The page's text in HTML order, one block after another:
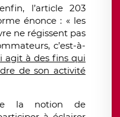
l’article 203
énonce : « les
ne régissent pas
c’est-à-
agit à des fins qui
de son activité
la notion de